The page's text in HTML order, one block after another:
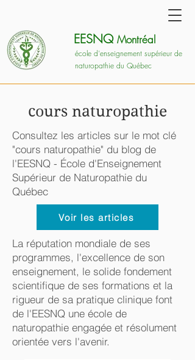
école d'enseignement supérieur de
naturopathie du Québec
EESNQ Montréal
cours naturopathie
Consultez les articles sur le mot clé
"cours naturopathie" du blog de
l'EESNQ - École d'Enseignement
Supérieur de Naturopathie du
Québec
Voir les articles
La réputation mondiale de ses
programmes, l'excellence de son
enseignement, le solide fondement
scientifique de ses formations et la
rigueur de sa pratique clinique font
de l'EESNQ une école de
naturopathie engagée et résolument
orientée vers l'avenir.